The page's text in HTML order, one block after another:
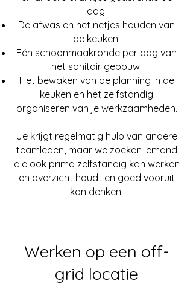
dag.
De afwas en het netjes houden van
de keuken.
Eén schoonmaakronde per dag van
het sanitair gebouw.
Het bewaken van de planning in de
keuken en het zelfstandig
organiseren van je werkzaamheden.
Je krijgt regelmatig hulp van andere
teamleden, maar we zoeken iemand
die ook prima zelfstandig kan werken
en overzicht houdt en goed vooruit
kan denken.
Werken op een off-
grid locatie